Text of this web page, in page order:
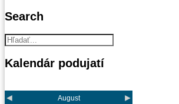
Search
Kalendár podujatí
◄ August ►